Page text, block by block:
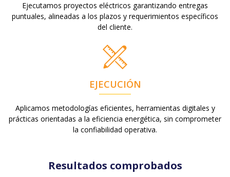
Ejecutamos proyectos eléctricos garantizando entregas
puntuales, alineadas a los plazos y requerimientos específicos
del cliente.
EJECUCIÓN
Aplicamos metodologías eficientes, herramientas digitales y
prácticas orientadas a la eficiencia energética, sin comprometer
la confiabilidad operativa.
Resultados comprobados